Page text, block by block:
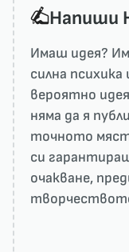
Напиши
Имаш идея?
силна
вероятно
няма да я
точното
си
очакване,